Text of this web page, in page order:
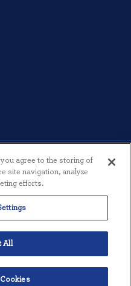
FORBEHOLDES.
agree to the storing of
site navigation, analyze
efforts.
All